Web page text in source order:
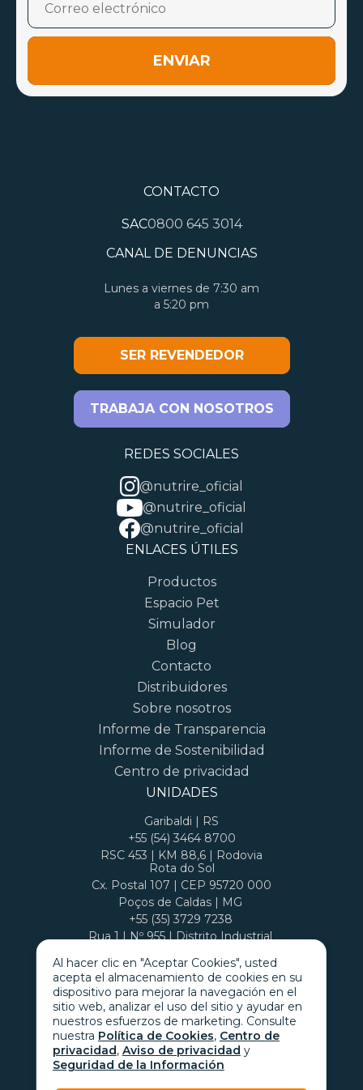
Al hacer clic en "Aceptar Cookies", usted
acepta el almacenamiento de cookies en su
dispositivo para mejorar la navegación en el
sitio web, analizar el uso del sitio y ayudar en
nuestros esfuerzos de marketing. Consulte
nuestra Política de Cookies, Centro de
privacidad, Aviso de privacidad y
Seguridad de la Información
ENVIAR
CONTACTO
SAC0800 645 3014
CANAL DE DENUNCIAS
Lunes a viernes de 7:30 am
a 5:20 pm
SER REVENDEDOR
TRABAJA CON NOSOTROS
REDES SOCIALES
@nutrire_oficial
@nutrire_oficial
@nutrire_oficial
ENLACES ÚTILES
Productos
Espacio Pet
Simulador
Blog
Contacto
Distribuidores
Sobre nosotros
Informe de Transparencia
Informe de Sostenibilidad
Centro de privacidad
UNIDADES
Garibaldi | RS
+55 (54) 3464 8700
RSC 453 | KM 88,6 | Rodovia
Rota do Sol
Cx. Postal 107 | CEP 95720 000
Poços de Caldas | MG
+55 (35) 3729 7238
Rua 1 | Nº 955 | Distrito Industrial